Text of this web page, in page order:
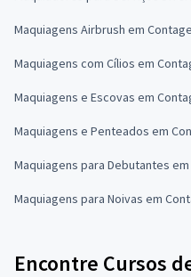
Maquiagens Airbrush em
Maquiagens com Cílios em
Maquiagens e Escovas em
Maquiagens e Penteados em
Maquiagens para Debutantes
Maquiagens para Noivas em
Encontre Cursos